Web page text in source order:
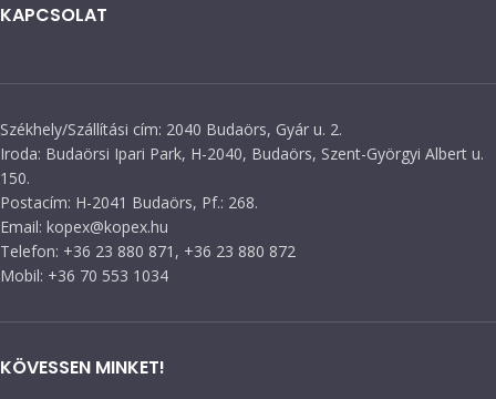
KAPCSOLAT
Székhely/Szállítási cím: 2040 Budaörs, Gyár u. 2.
Iroda: Budaörsi Ipari Park, H-2040, Budaörs, Szent-Györgyi Albert u.
150.
Postacím: H-2041 Budaörs, Pf.: 268.
Email: kopex@kopex.hu
Telefon: +36 23 880 871, +36 23 880 872
Mobil: +36 70 553 1034
KÖVESSEN MINKET!